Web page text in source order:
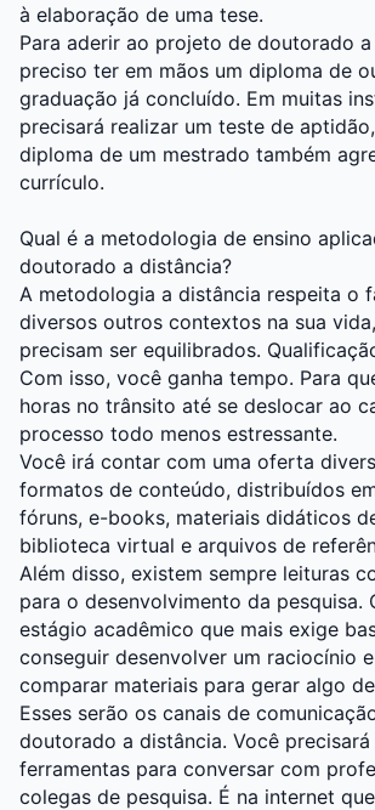
à elaboração de uma tese.
Para aderir ao projeto de doutorado
preciso ter em mãos um diploma de
graduação já concluído. Em muitas
precisará realizar um teste de
diploma de um mestrado também
currículo.
Qual é a metodologia de ensino
doutorado a distância?
A metodologia a distância respeita o
diversos outros contextos na sua
precisam ser equilibrados.
Com isso, você ganha tempo. Para
horas no trânsito até se deslocar ao
processo todo menos estressante.
Você irá contar com uma oferta
formatos de conteúdo, distribuídos
fóruns, e-books, materiais didáticos
biblioteca virtual e arquivos de
Além disso, existem sempre leituras
para o desenvolvimento da pesquisa.
estágio acadêmico que mais exige
conseguir desenvolver um raciocínio
comparar materiais para gerar algo
Esses serão os canais de
doutorado a distância. Você precisará
ferramentas para conversar com
colegas de pesquisa. É na internet